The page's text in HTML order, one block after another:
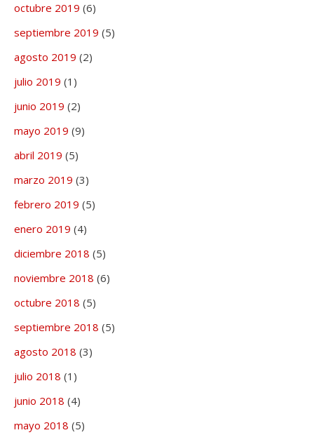
octubre 2019 (6)
septiembre 2019 (5)
agosto 2019 (2)
julio 2019 (1)
junio 2019 (2)
mayo 2019 (9)
abril 2019 (5)
marzo 2019 (3)
febrero 2019 (5)
enero 2019 (4)
diciembre 2018 (5)
noviembre 2018 (6)
octubre 2018 (5)
septiembre 2018 (5)
agosto 2018 (3)
julio 2018 (1)
junio 2018 (4)
mayo 2018 (5)